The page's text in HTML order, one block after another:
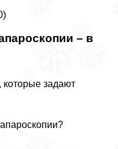
– в
задают